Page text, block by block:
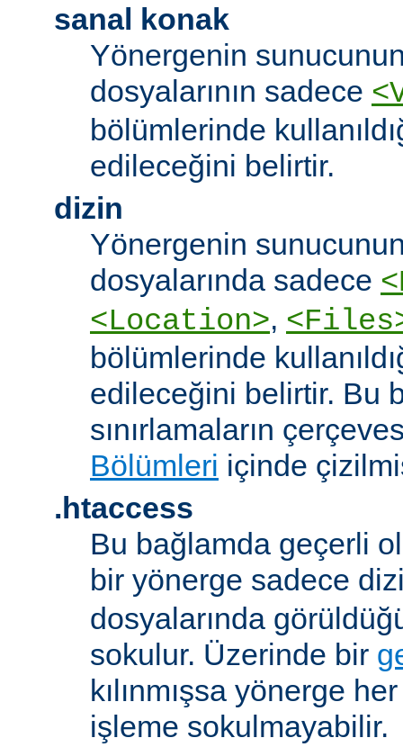
sanal konak
Yönergenin
dosyalarının sadece
bölümlerinde
edileceğini belirtir.
dizin
Yönergenin
dosyalarında sadece
<Location>,
bölümlerinde
edileceğini belirtir. Bu
sınırlamaların
Bölümleri içinde
.htaccess
Bu bağlamda geçerli
bir yönerge sadece
dosyalarında
sokulur. Üzerinde bir
kılınmışsa yönerge
işleme sokulmayabilir.